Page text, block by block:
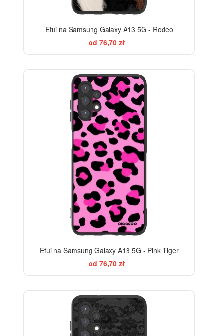
Etui na Samsung Galaxy A13 5G - Rodeo
od 76,70 zł
Etui na Samsung Galaxy A13 5G - Pink Tiger
od 76,70 zł